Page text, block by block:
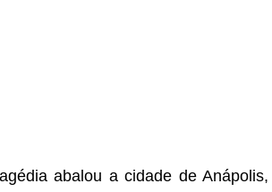
abalou a cidade de